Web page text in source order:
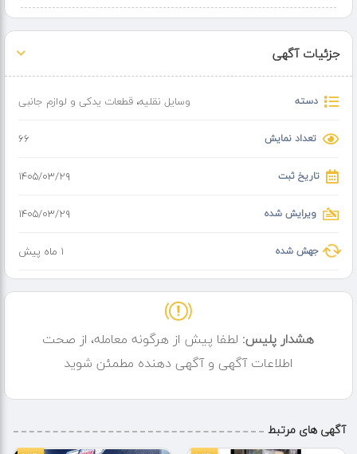
جزئیات آگهی
دسته وسایل نقلیه،قطعات یدکی و لوازم جانبی
تعداد نمایش 66
تاریخ ثبت ۱۴۰۵/۰۳/۲۹
ویرایش شده ۱۴۰۵/۰۳/۲۹
جهش شده 1 ماه پیش
هشدار پلیس: لطفا پیش از هرگونه معامله، از صحت
اطلاعات آگهی و آگهی دهنده مطمئن شوید
آگهی های مرتبط